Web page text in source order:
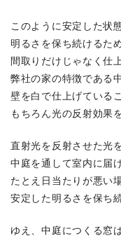
このように安定した状
明るさを保ち続けるた
間取りだけじゃなく仕
弊社の家の特徴である
壁を白で仕上げている
もちろん光の反射効果
直射光を反射させた光
中庭を通して室内に届
たとえ日当たりが悪い
安定した明るさを保ち
ゆえ、中庭につくる窓